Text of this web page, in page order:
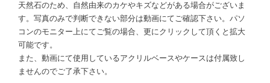
天然石のため、自然由来のカケやキズなどがある場合がございま
す。写真のみで判断できない部分は動画にてご確認下さい。パソ
コンのモニター上にてご覧の場合、更にクリックして頂くと拡大
可能です。
また、動画にて使用しているアクリルベースやケースは付属致し
ませんのでご了承下さい。